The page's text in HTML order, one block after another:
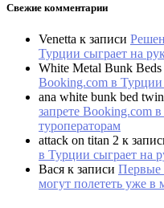
Свежие комментарии
Venetta к записи
Турции сыграет на
White Metal Bunk
Booking.com в Турции
ana white bunk bed
запрете Booking.com
туроператорам
attack on titan 2 к
в Турции сыграет на
Вася к записи Первые
могут полететь уже в